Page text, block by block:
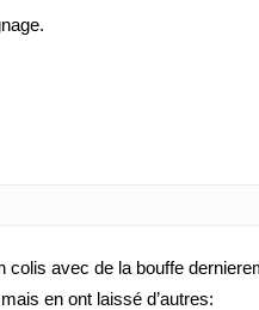
colis avec de la bouffe
en ont laissé d’autres: